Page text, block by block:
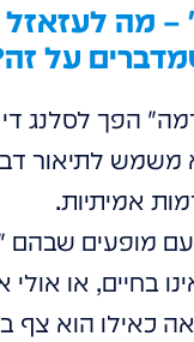
– מה לעזאזל
על
הפך לסלנג די
משמש לתיאור
אמיתיות.
מופעים שבהם
בחיים, או אולי
כאילו הוא צף